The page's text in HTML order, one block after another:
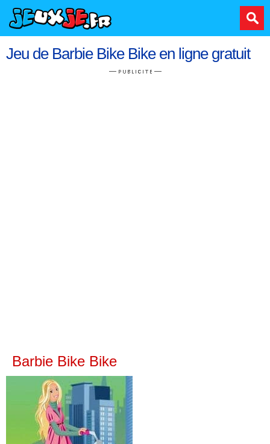
Jeu de Barbie Bike Bike en ligne gratuit
Barbie Bike Bike